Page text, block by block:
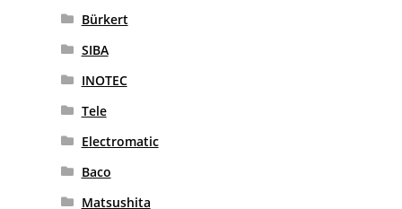
Bürkert
SIBA
INOTEC
Tele
Electromatic
Baco
Matsushita